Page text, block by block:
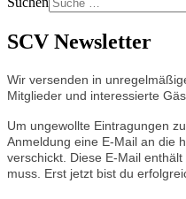
SCV Newsletter
Wir versenden in
Mitglieder und interessierte
Um ungewollte Eintragungen
Anmeldung eine E-Mail an die
verschickt. Diese E-Mail
muss. Erst jetzt bist du